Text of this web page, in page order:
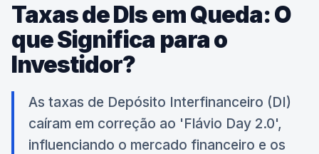
Taxas de DIs em Queda: O
que Significa para o
Investidor?
As taxas de Depósito Interfinanceiro (DI)
caíram em correção ao 'Flávio Day 2.0',
influenciando o mercado financeiro e os